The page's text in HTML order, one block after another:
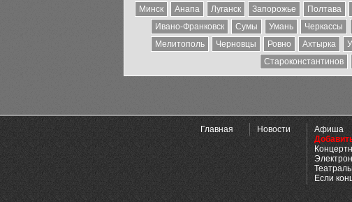
Минск
Анапа Луганск Запорожье Полтава
Ивано-Франковск
Сумы Умань Черкассы
Мелитополь
Черновцы Ровно Ахтырка
Староконстантинов
Главная Новости
Афиша
Если